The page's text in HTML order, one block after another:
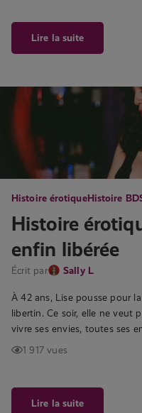
Lire la suite
Histoire érotiqueHistoire
Histoire
enfin libérée
Écrit par Sally L
À 42 ans, Lise pousse pour
libertin. Ce soir, elle ne veut
vivre ses envies, toutes ses
1 917 vues
Lire la suite